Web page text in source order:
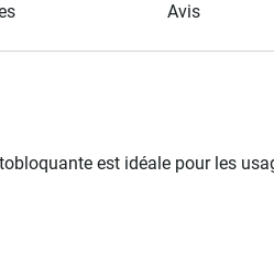
Avis
est idéale pour les